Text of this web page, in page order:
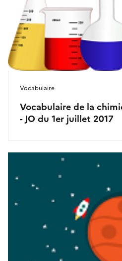
Vocabulaire de la
- JO du 1er juillet 2017
Vocabulaire